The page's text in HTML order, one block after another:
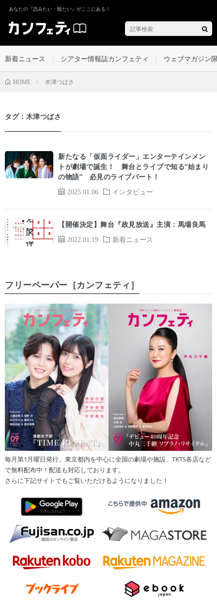
あなたの『読みたい・観たい』がここにある！
新着ニュース シアター情報誌カンフェティ ウェブマガジン
HOME 木津つばさ
タグ：木津つばさ
2025.01.06 インタビュー
新たなる「仮面ライダー」エンターテインメン
トが劇場で誕生！ 舞台とライブで知る“始まり
の物語” 必見のライブパート！
2022.01.19 新着ニュース
【開催決定】舞台『政見放送』主演：馬場良馬
フリーペーパー［カンフェティ］
毎月第1月曜日発行。東京都内を中心に全国の劇場や施設、TKTS各店など
で無料配布中！配送も対応しております。
さらに下記サイトでもご覧いただけるようになりました！